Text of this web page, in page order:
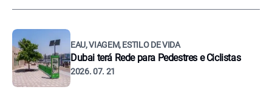
EAU, VIAGEM, ESTILO DE VIDA
Dubai terá Rede para Pedestres e Ciclistas
2026. 07. 21